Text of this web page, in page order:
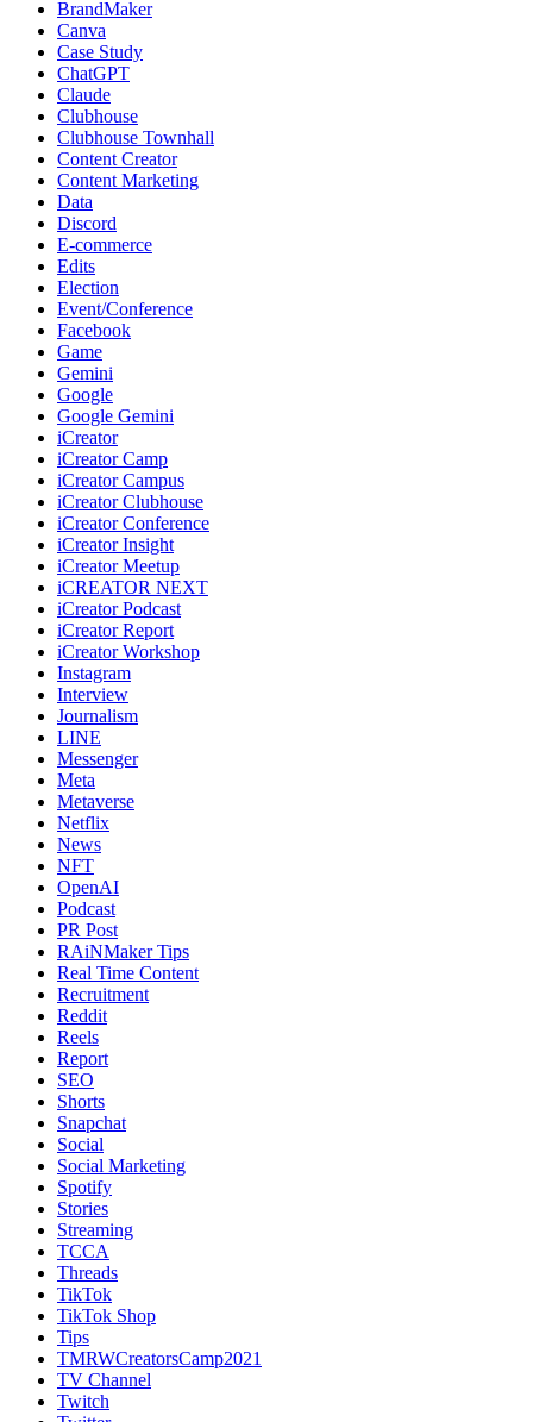
BrandMaker
Canva
Case Study
ChatGPT
Claude
Clubhouse
Clubhouse Townhall
Content Creator
Content Marketing
Data
Discord
E-commerce
Edits
Election
Event/Conference
Facebook
Game
Gemini
Google
Google Gemini
iCreator
iCreator Camp
iCreator Campus
iCreator Clubhouse
iCreator Conference
iCreator Insight
iCreator Meetup
iCREATOR NEXT
iCreator Podcast
iCreator Report
iCreator Workshop
Instagram
Interview
Journalism
LINE
Messenger
Meta
Metaverse
Netflix
News
NFT
OpenAI
Podcast
PR Post
RAiNMaker Tips
Real Time Content
Recruitment
Reddit
Reels
Report
SEO
Shorts
Snapchat
Social
Social Marketing
Spotify
Stories
Streaming
TCCA
Threads
TikTok
TikTok Shop
Tips
TMRWCreatorsCamp2021
TV Channel
Twitch